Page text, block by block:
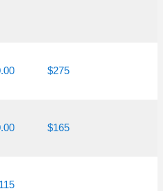
$275
$165